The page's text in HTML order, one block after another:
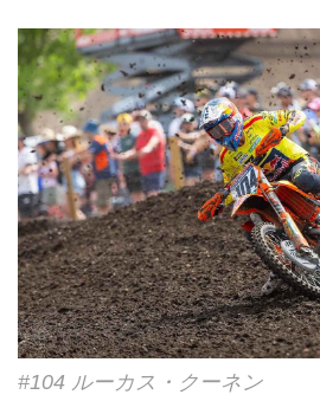
#104 ルーカス・クーネン